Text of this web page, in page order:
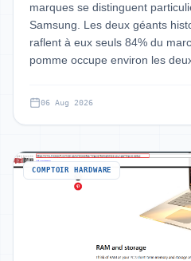
marques se distinguent
Samsung. Les deux géants
raflent à eux seuls 84% du
pomme occupe environ les
06 Aug 2026
COMPTOIR HARDWARE